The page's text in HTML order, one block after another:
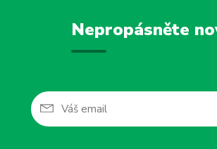
Nepropásněte